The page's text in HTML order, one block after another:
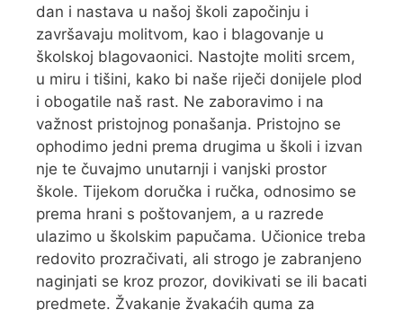
dan i nastava u našoj školi započinju i
završavaju molitvom, kao i blagovanje u
školskoj blagovaonici. Nastojte moliti srcem,
u miru i tišini, kako bi naše riječi donijele plod
i obogatile naš rast. Ne zaboravimo i na
važnost pristojnog ponašanja. Pristojno se
ophodimo jedni prema drugima u školi i izvan
nje te čuvajmo unutarnji i vanjski prostor
škole. Tijekom doručka i ručka, odnosimo se
prema hrani s poštovanjem, a u razrede
ulazimo u školskim papučama. Učionice treba
redovito prozračivati, ali strogo je zabranjeno
naginjati se kroz prozor, dovikivati se ili bacati
predmete. Žvakanje žvakaćih guma za